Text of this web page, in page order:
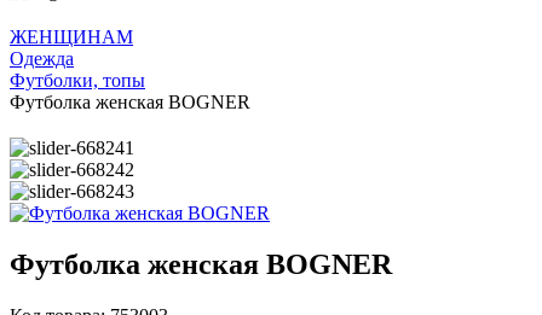
ЖЕНЩИНАМ
Одежда
Футболки, топы
Футболка женская BOGNER
Футболка женская BOGNER